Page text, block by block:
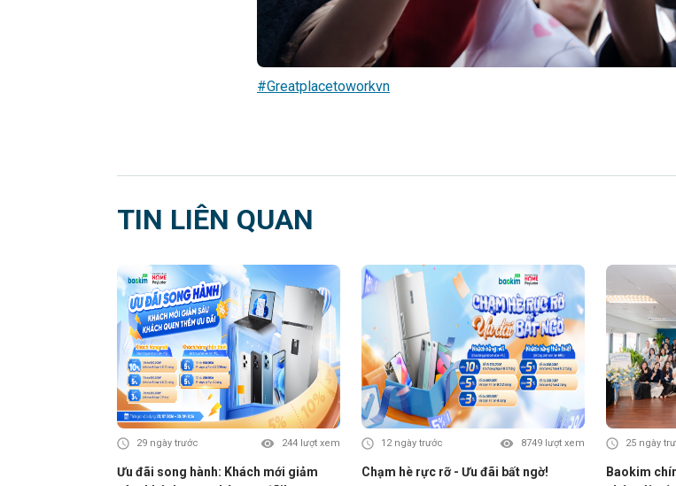
#Greatplacetoworkvn
TIN LIÊN QUAN
29 ngày trước 244 lượt xem
Ưu đãi song hành: Khách mới giảm
12 ngày trước 8749 lượt xem
Chạm hè rực rỡ - Ưu đãi bất ngờ!
25 ngày
Baokim